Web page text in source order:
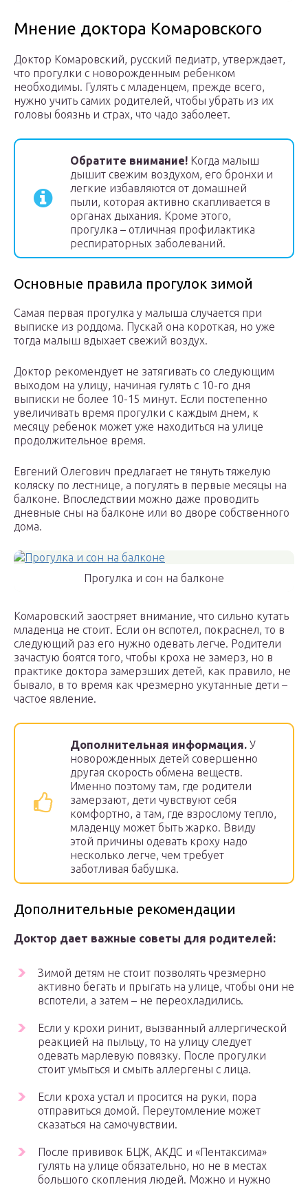
Мнение доктора Комаровского
Доктор Комаровский, русский педиатр, утверждает,
что прогулки с новорожденным ребенком
необходимы. Гулять с младенцем, прежде всего,
нужно учить самих родителей, чтобы убрать из их
головы боязнь и страх, что чадо заболеет.
Обратите внимание! Когда малыш
дышит свежим воздухом, его бронхи и
легкие избавляются от домашней
пыли, которая активно скапливается в
органах дыхания. Кроме этого,
прогулка – отличная профилактика
респираторных заболеваний.
Основные правила прогулок зимой
Самая первая прогулка у малыша случается при
выписке из роддома. Пускай она короткая, но уже
тогда малыш вдыхает свежий воздух.
Доктор рекомендует не затягивать со следующим
выходом на улицу, начиная гулять с 10-го дня
выписки не более 10-15 минут. Если постепенно
увеличивать время прогулки с каждым днем, к
месяцу ребенок может уже находиться на улице
продолжительное время.
Евгений Олегович предлагает не тянуть тяжелую
коляску по лестнице, а погулять в первые месяцы на
балконе. Впоследствии можно даже проводить
дневные сны на балконе или во дворе собственного
дома.
Прогулка и сон на балконе
Комаровский заостряет внимание, что сильно кутать
младенца не стоит. Если он вспотел, покраснел, то в
следующий раз его нужно одевать легче. Родители
зачастую боятся того, чтобы кроха не замерз, но в
практике доктора замерзших детей, как правило, не
бывало, в то время как чрезмерно укутанные дети –
частое явление.
Дополнительная информация. У
новорожденных детей совершенно
другая скорость обмена веществ.
Именно поэтому там, где родители
замерзают, дети чувствуют себя
комфортно, а там, где взрослому тепло,
младенцу может быть жарко. Ввиду
этой причины одевать кроху надо
несколько легче, чем требует
заботливая бабушка.
Дополнительные рекомендации
Доктор дает важные советы для родителей:
Зимой детям не стоит позволять чрезмерно
активно бегать и прыгать на улице, чтобы они не
вспотели, а затем – не переохладились.
Если у крохи ринит, вызванный аллергической
реакцией на пыльцу, то на улицу следует
одевать марлевую повязку. После прогулки
стоит умыться и смыть аллергены с лица.
Если кроха устал и просится на руки, пора
отправиться домой. Переутомление может
сказаться на самочувствии.
После прививок БЦЖ, АКДС и «Пентаксима»
гулять на улице обязательно, но не в местах
большого скопления людей. Можно и нужно